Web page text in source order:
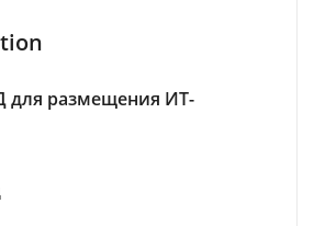
для размещения ИТ-